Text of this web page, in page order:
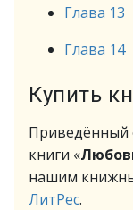
Глава 13
Глава 14
Купить
Приведённый
книги «
нашим
ЛитРес.